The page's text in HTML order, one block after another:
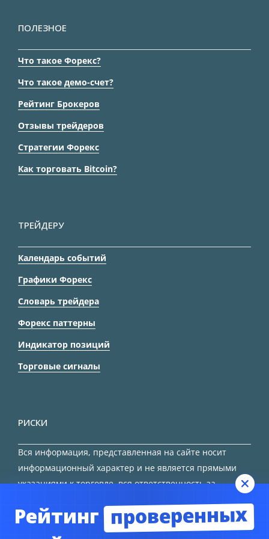
ПОЛЕЗНОЕ
Что такое Форекс?
Что такое демо-счет?
Рейтинг Брокеров
Отзывы трейдеров
Стратегии Форекс
Как торговать Bitcoin?
ТРЕЙДЕРУ
Календарь событий
Графики Форекс
Словарь трейдера
Форекс паттерны
Индикатор позиций
Торговые сигналы
РИСКИ
Вся информация, представленная на сайте носит
информационный характер и не является прямыми
указаниями к торговле, вся ответственность за
Рейтинг проверенных